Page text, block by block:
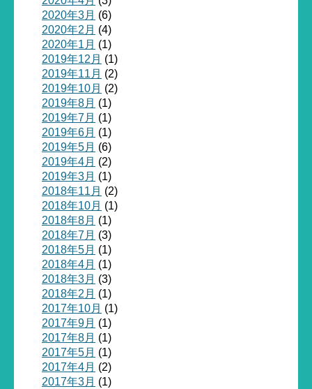
2020年3月 (6)
2020年2月 (4)
2020年1月 (1)
2019年12月 (1)
2019年11月 (2)
2019年10月 (2)
2019年8月 (1)
2019年7月 (1)
2019年6月 (1)
2019年5月 (6)
2019年4月 (2)
2019年3月 (1)
2018年11月 (2)
2018年10月 (1)
2018年8月 (1)
2018年7月 (3)
2018年5月 (1)
2018年4月 (1)
2018年3月 (3)
2018年2月 (1)
2017年10月 (1)
2017年9月 (1)
2017年8月 (1)
2017年5月 (1)
2017年4月 (2)
2017年3月 (1)